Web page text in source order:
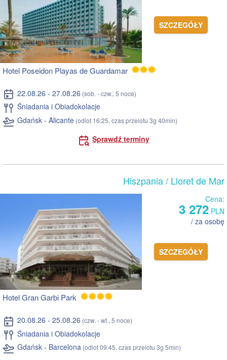
SZCZEGÓŁY
Hotel Poseidon Playas de Guardamar
22.08.26 - 27.08.26 (sob. - czw., 5 noce)
Śniadania i Obiadokolacje
Gdańsk - Alicante (odlot 16:25, czas przelotu 3g 40min)
Sprawdź terminy
Hiszpania/ Lloret de Mar
Cena:
3 272 PLN
/ za osobę
SZCZEGÓŁY
Hotel Gran Garbi Park
20.08.26 - 25.08.26 (czw. - wt., 5 noce)
Śniadania i Obiadokolacje
Gdańsk - Barcelona (odlot 09:45, czas przelotu 3g 5min)